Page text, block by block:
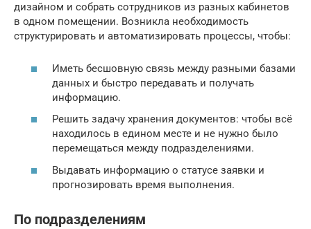
дизайном и собрать сотрудников из разных кабинетов
в одном помещении. Возникла необходимость
структурировать и автоматизировать процессы, чтобы:
Иметь бесшовную связь между разными базами
данных и быстро передавать и получать
информацию.
Решить задачу хранения документов: чтобы всё
находилось в едином месте и не нужно было
перемещаться между подразделениями.
Выдавать информацию о статусе заявки и
прогнозировать время выполнения.
По подразделениям